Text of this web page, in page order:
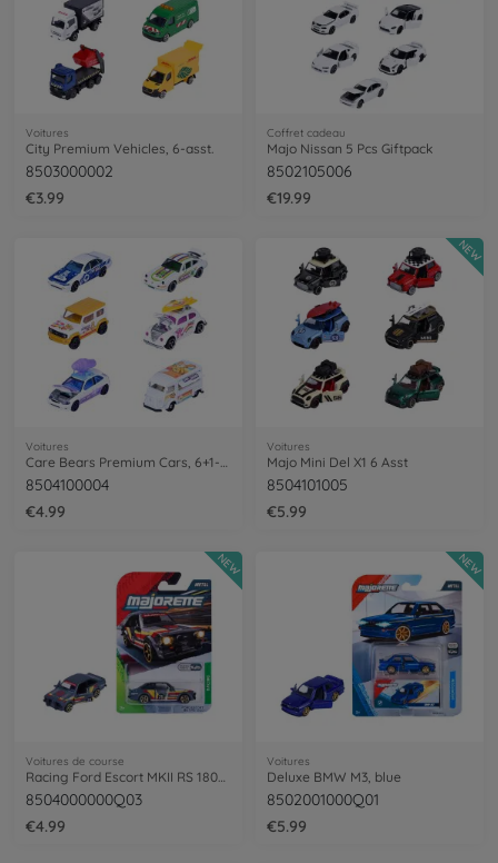
Voitures
City Premium Vehicles, 6-asst.
8503000002
€3.99
Coffret cadeau
Majo Nissan 5 Pcs Giftpack
8502105006
€19.99
Voitures
Care Bears Premium Cars, 6+1-asst.
8504100004
€4.99
Voitures
Majo Mini Del X1 6 Asst
8504101005
€5.99
NEW
Voitures de course
8504000000Q03
€4.99
NEW
Voitures
Deluxe BMW M3, blue
8502001000Q01
€5.99
NEW